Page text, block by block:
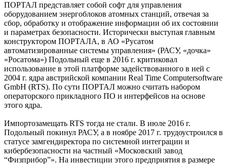
ПОРТАЛ представляет собой софт для управления
оборудованием энергоблоков атомных станций, отвечая за
сбор, обработку и отображение информации об их состоянии
и параметрах безопасности. Исторически выступая главным
конструктором ПОРТАЛА, в АО «Русатом
автоматизированные системы управления» (РАСУ, «дочка»
«Росатома») Подольный еще в 2016 г. критиковал
использование в этой платформе задействованного в ней с
2004 г. ядра австрийской компании Real Time Computersoftware
GmbH (RTS). По сути ПОРТАЛ можно считать набором
операторского прикладного ПО и интерфейсов на основе
этого ядра.
Импортозамещать RTS тогда не стали. В июле 2016 г.
Подольный покинул РАСУ, а в ноябре 2017 г. трудоустроился в
статусе замгендиректора по системной интеграции и
кибербезопасности на частный «Московский завод
“Физприбор”». На инвестиции этого предприятия в размере